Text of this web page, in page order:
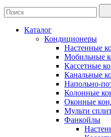
Каталог
Кондиционеры
Настенные
Мобильные
Кассетные
Канальные
Напольно-
Колонные
Оконные
Мульти
Фанкойлы